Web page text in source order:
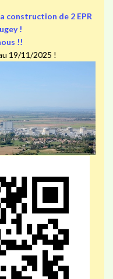
construction de 2 EPR
!
!!
19/11/2025 !